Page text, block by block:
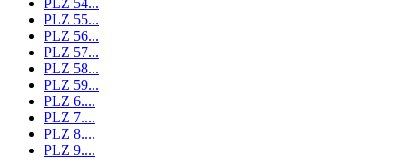
PLZ 55...
PLZ 56...
PLZ 57...
PLZ 58...
PLZ 59...
PLZ 6....
PLZ 7....
PLZ 8....
PLZ 9....